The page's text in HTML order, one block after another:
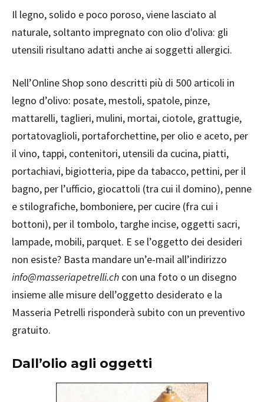
Il legno, solido e poco poroso, viene lasciato al
naturale, soltanto impregnato con olio d'oliva: gli
utensili risultano adatti anche ai soggetti allergici.
Nell’Online Shop sono descritti più di 500 articoli in
legno d’olivo: posate, mestoli, spatole, pinze,
mattarelli, taglieri, mulini, mortai, ciotole, grattugie,
portatovaglioli, portaforchettine, per olio e aceto, per
il vino, tappi, contenitori, utensili da cucina, piatti,
portachiavi, bigiotteria, pipe da tabacco, pettini, per il
bagno, per l’ufficio, giocattoli (tra cui il domino), penne
e stilografiche, bomboniere, per cucire (fra cui i
bottoni), per il tombolo, targhe incise, oggetti sacri,
lampade, mobili, parquet. E se l’oggetto dei desideri
non esiste? Basta mandare un’e-mail all’indirizzo
info@masseriapetrelli.ch con una foto o un disegno
insieme alle misure dell’oggetto desiderato e la
Masseria Petrelli risponderà subito con un preventivo
gratuito.
Dall’olio agli oggetti